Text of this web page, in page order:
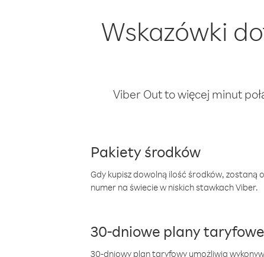
Wskazówki
Viber Out to więcej minut
Pakiety środków
Gdy kupisz dowolną ilość środków,
numer na świecie w niskich stawkach Viber.
30-dniowe plany taryfowe
30-dniowy plan taryfowy umożliwia